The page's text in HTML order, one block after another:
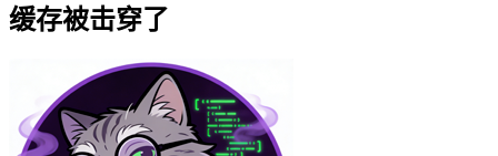
缓存被击穿了